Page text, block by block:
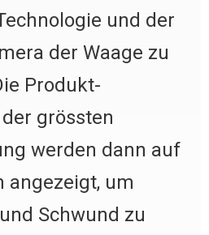
und der
der Waage zu
Produkt-
grössten
werden dann auf
angezeigt, um
Schwund zu